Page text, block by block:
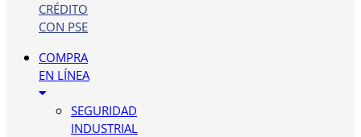
CRÉDITO
CON PSE
COMPRA
EN LÍNEA
SEGURIDAD
INDUSTRIAL